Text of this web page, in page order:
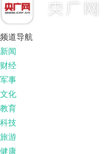
频道导航
新闻
财经
军事
文化
教育
科技
旅游
健康